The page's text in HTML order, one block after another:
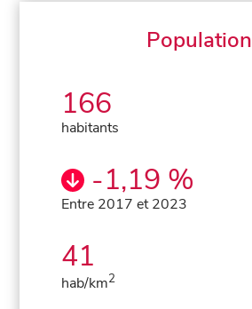
Population
166
habitants
-1,19 %
Entre 2017 et 2023
41
hab/km2